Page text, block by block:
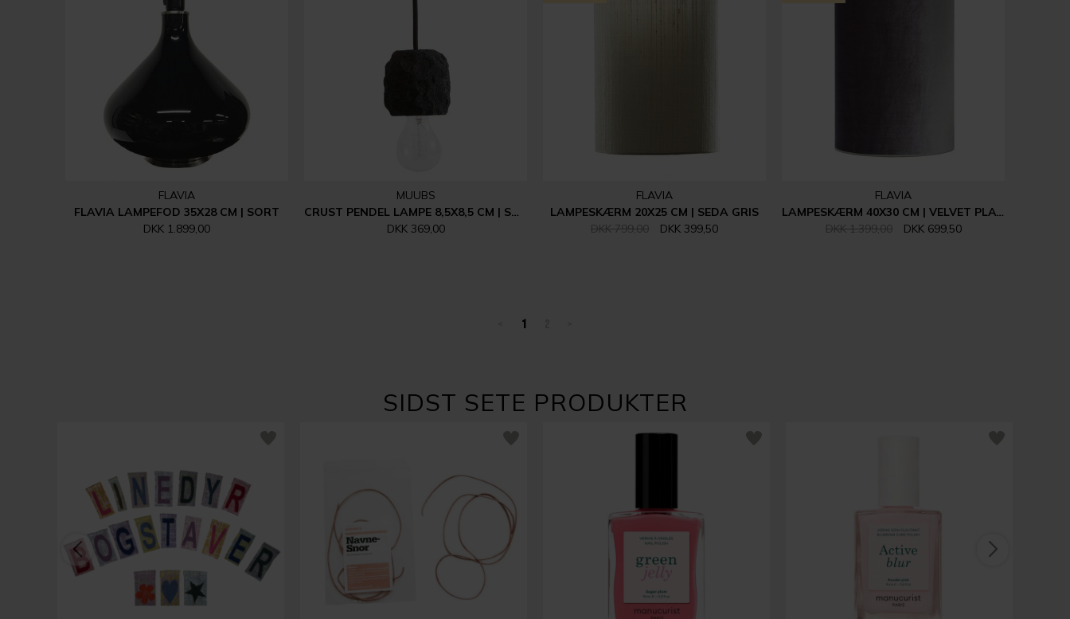
FLAVIA
FLAVIA LAMPEFOD 35X28 CM | SORT
DKK 1.899,00
MUUBS
CRUST PENDEL LAMPE 8,5X8,5 CM | SORT
DKK 369,00
FLAVIA
LAMPESKÆRM 20X25 CM | SEDA GRIS
DKK 799,00
DKK 399,50
FLAVIA
LAMPESKÆRM 40X30 CM | VELVET PLATA
DKK 1.399,00
DKK 699,50
1
SIDST SETE PRODUKTER